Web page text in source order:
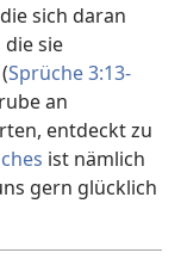
sich daran
die sie
Sprüche 3:13-
an
entdeckt zu
ist nämlich
gern glücklich